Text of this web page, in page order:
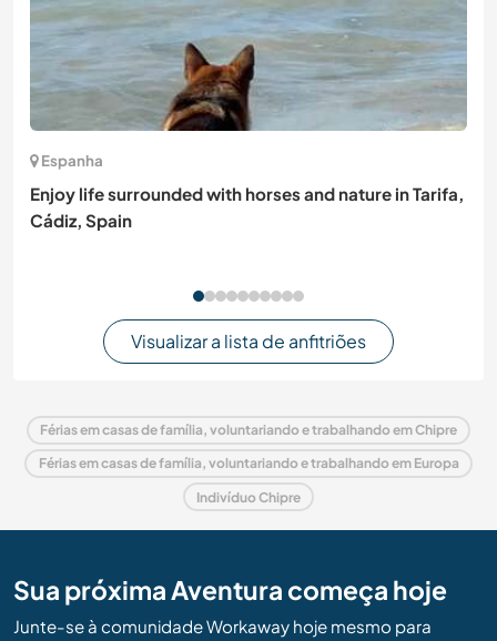
Espanha
Enjoy life surrounded with horses and nature in Tarifa,
Cádiz, Spain
Visualizar a lista de anfitriões
Férias em casas de família, voluntariando e trabalhando em Chipre
Férias em casas de família, voluntariando e trabalhando em Europa
Indivíduo Chipre
Sua próxima Aventura começa hoje
Junte-se à comunidade Workaway hoje mesmo para